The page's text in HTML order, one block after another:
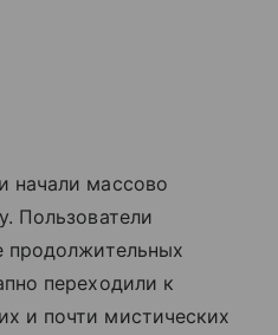
начали массово
Пользователи
продолжительных
переходили к
и почти мистических